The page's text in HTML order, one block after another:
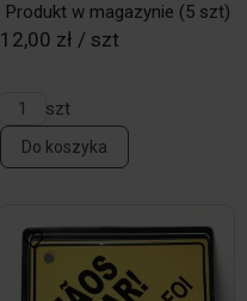
Produkt w magazynie (5 szt)
12,00 zł / szt
szt
Do koszyka